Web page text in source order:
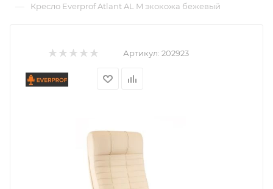
— Кресло Everprof Atlant AL M экокожа бежевый
Артикул: 202923